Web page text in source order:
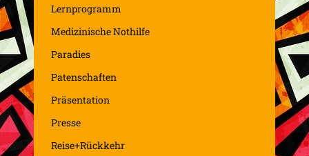
Lernprogramm
Medizinische Nothilfe
Paradies
Patenschaften
Präsentation
Presse
Reise+Rückkehr